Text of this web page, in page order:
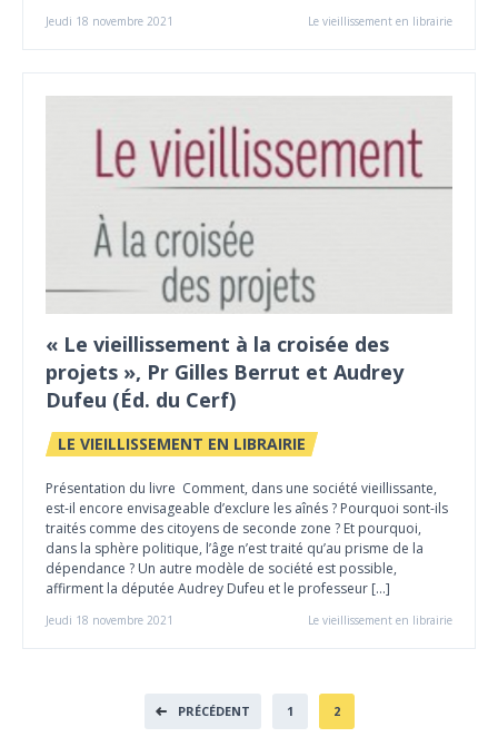
Jeudi 18 novembre 2021 Le vieillissement en librairie
« Le vieillissement à la croisée des
projets », Pr Gilles Berrut et Audrey
Dufeu (Éd. du Cerf)
LE VIEILLISSEMENT EN LIBRAIRIE
Présentation du livre Comment, dans une société vieillissante,
est-il encore envisageable d’exclure les aînés ? Pourquoi sont-ils
traités comme des citoyens de seconde zone ? Et pourquoi,
dans la sphère politique, l’âge n’est traité qu’au prisme de la
dépendance ? Un autre modèle de société est possible,
affirment la députée Audrey Dufeu et le professeur […]
Jeudi 18 novembre 2021 Le vieillissement en librairie
PRÉCÉDENT 1 2